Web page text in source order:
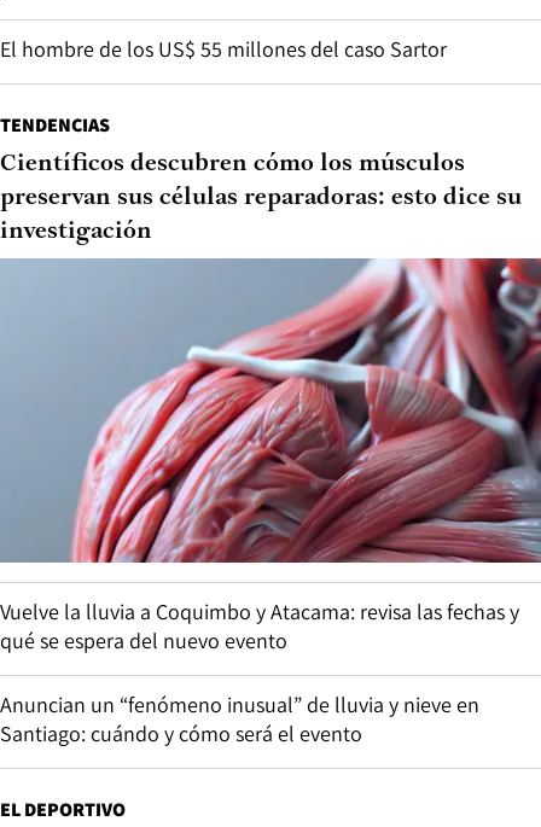
El hombre de los US$ 55 millones del caso Sartor
TENDENCIAS
Científicos descubren cómo los músculos
preservan sus células reparadoras: esto dice su
investigación
Vuelve la lluvia a Coquimbo y Atacama: revisa las fechas y
qué se espera del nuevo evento
Anuncian un “fenómeno inusual” de lluvia y nieve en
Santiago: cuándo y cómo será el evento
EL DEPORTIVO